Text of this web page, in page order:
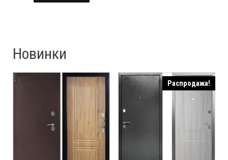
Новинки
Распродажа!